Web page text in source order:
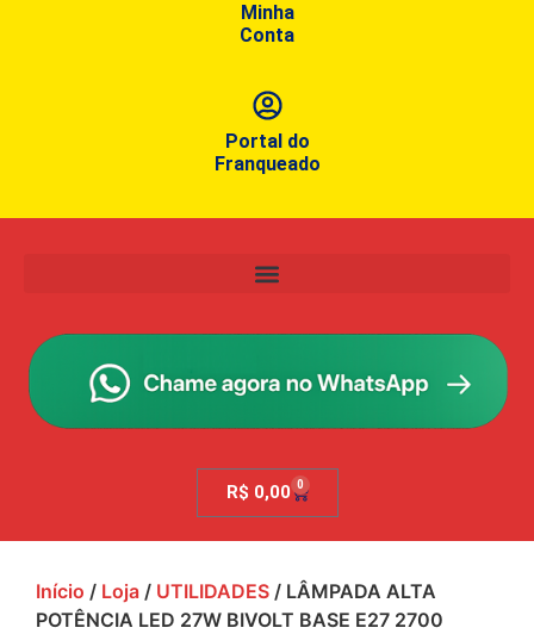
Minha
Conta
Portal do
Franqueado
R$ 0,00 0
Início / Loja / UTILIDADES / LÂMPADA ALTA
POTÊNCIA LED 27W BIVOLT BASE E27 2700